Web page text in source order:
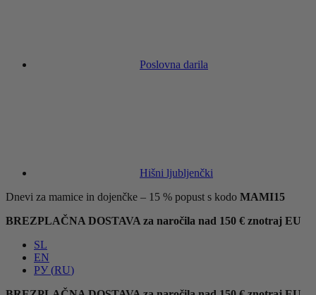
Poslovna darila
Hišni ljubljenčki
Dnevi za mamice in dojenčke – 15 % popust s kodo MAMI15
BREZPLAČNA DOSTAVA za naročila nad 150 € znotraj EU
SL
EN
РУ (RU)